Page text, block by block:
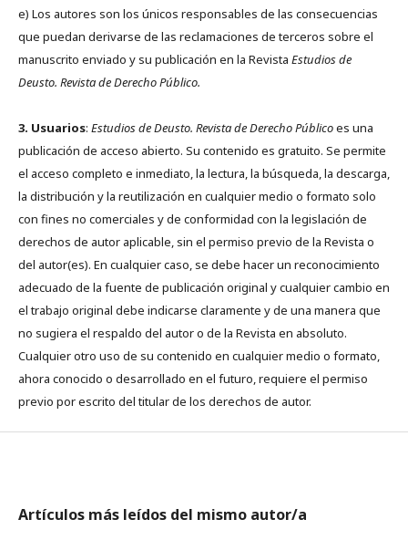
e) Los autores son los únicos responsables de las consecuencias
que puedan derivarse de las reclamaciones de terceros sobre el
manuscrito enviado y su publicación en la Revista Estudios de
Deusto. Revista de Derecho Público.
3. Usuarios: Estudios de Deusto. Revista de Derecho Públicoes una
publicación de acceso abierto. Su contenido es gratuito. Se permite
el acceso completo e inmediato, la lectura, la búsqueda, la descarga,
la distribución y la reutilización en cualquier medio o formato solo
con fines no comerciales y de conformidad con la legislación de
derechos de autor aplicable, sin el permiso previo de la Revista o
del autor(es). En cualquier caso, se debe hacer un reconocimiento
adecuado de la fuente de publicación original y cualquier cambio en
el trabajo original debe indicarse claramente y de una manera que
no sugiera el respaldo del autor o de la Revista en absoluto.
Cualquier otro uso de su contenido en cualquier medio o formato,
ahora conocido o desarrollado en el futuro, requiere el permiso
previo por escrito del titular de los derechos de autor.
Artículos más leídos del mismo autor/a